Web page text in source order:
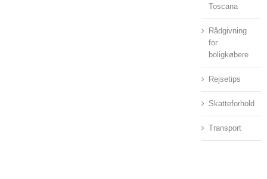
Toscana
Rådgivning
for
boligkøbere
Rejsetips
Skatteforhold
Transport